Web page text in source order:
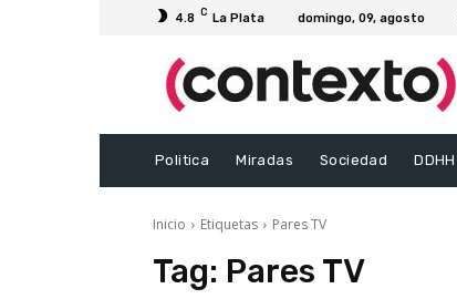
4.8 C La Plata domingo, 09, agosto
Politica Miradas Sociedad DDHH
Inicio Etiquetas Pares TV
Tag: Pares TV